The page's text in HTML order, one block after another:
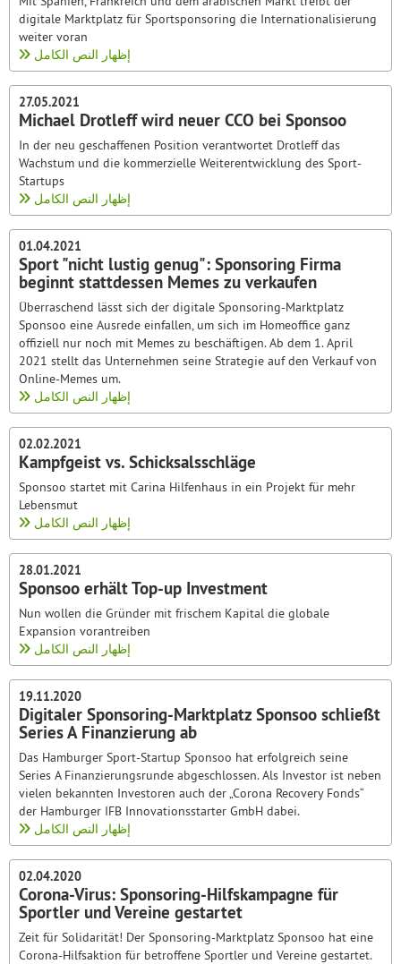
digitale Marktplatz für Sportsponsoring die Internationalisierung
weiter voran
إظهار النص الكامل
27.05.2021
Michael Drotleff wird neuer CCO bei Sponsoo
In der neu geschaffenen Position verantwortet Drotleff das
Wachstum und die kommerzielle Weiterentwicklung des Sport-
Startups
إظهار النص الكامل
01.04.2021
Sport "nicht lustig genug": Sponsoring Firma
beginnt stattdessen Memes zu verkaufen
Überraschend lässt sich der digitale Sponsoring-Marktplatz
Sponsoo eine Ausrede einfallen, um sich im Homeoffice ganz
offiziell nur noch mit Memes zu beschäftigen. Ab dem 1. April
2021 stellt das Unternehmen seine Strategie auf den Verkauf von
Online-Memes um.
إظهار النص الكامل
02.02.2021
Kampfgeist vs. Schicksalsschläge
Sponsoo startet mit Carina Hilfenhaus in ein Projekt für mehr
Lebensmut
إظهار النص الكامل
28.01.2021
Sponsoo erhält Top-up Investment
Nun wollen die Gründer mit frischem Kapital die globale
Expansion vorantreiben
إظهار النص الكامل
19.11.2020
Digitaler Sponsoring-Marktplatz Sponsoo schließt
Series A Finanzierung ab
Das Hamburger Sport-Startup Sponsoo hat erfolgreich seine
Series A Finanzierungsrunde abgeschlossen. Als Investor ist neben
vielen bekannten Investoren auch der „Corona Recovery Fonds“
der Hamburger IFB Innovationsstarter GmbH dabei.
إظهار النص الكامل
02.04.2020
Corona-Virus: Sponsoring-Hilfskampagne für
Sportler und Vereine gestartet
Zeit für Solidarität! Der Sponsoring-Marktplatz Sponsoo hat eine
Corona-Hilfsaktion für betroffene Sportler und Vereine gestartet.